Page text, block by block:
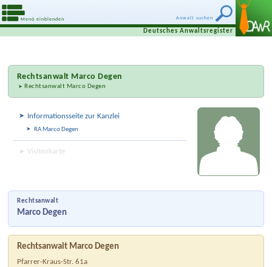
Anwalt suchen
Menü einblenden
Deutsches Anwaltsregister
Rechtsanwalt Marco Degen
Rechtsanwalt Marco Degen
Informationsseite zur Kanzlei
RA Marco Degen
Visitenkarte
Rechtsanwalt
Marco Degen
Rechtsanwalt Marco Degen
Pfarrer-Kraus-Str. 61a